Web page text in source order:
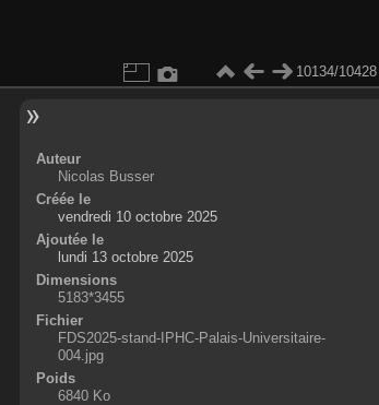
10134/10428
Auteur
Nicolas Busser
Créée le
vendredi 10 octobre 2025
Ajoutée le
lundi 13 octobre 2025
Dimensions
5183*3455
Fichier
FDS2025-stand-IPHC-Palais-Universitaire-
004.jpg
Poids
6840 Ko